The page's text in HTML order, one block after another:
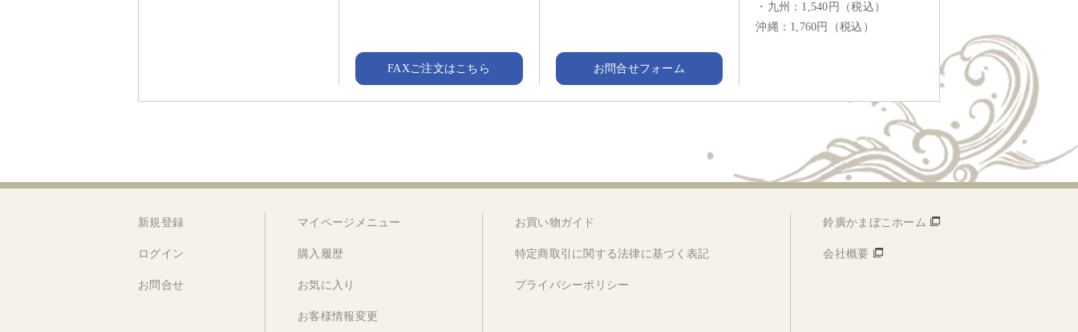
FAXご注文はこちら お問合せフォーム
・九州：1,540円（税込）
沖縄：1,760円（税込）
新規登録
ログイン
お問合せ
マイページメニュー
購入履歴
お気に入り
お客様情報変更
お買い物ガイド
特定商取引に関する法律に基づく表記
プライバシーポリシー
鈴廣かまぼこホーム
会社概要